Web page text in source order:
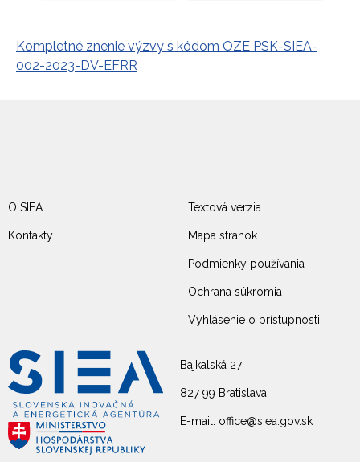
Kompletné znenie výzvy s kódom OZE PSK-SIEA-
002-2023-DV-EFRR
Bajkalská 27
827 99 Bratislava
E-mail: office@siea.gov.sk
O SIEA
Kontakty
Textová verzia
Mapa stránok
Podmienky používania
Ochrana súkromia
Vyhlásenie o prístupnosti